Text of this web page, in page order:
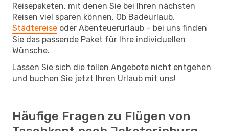
Reisepaketen, mit denen Sie bei Ihren nächsten
Reisen viel sparen können. Ob Badeurlaub,
Städtereise oder Abenteuerurlaub – bei uns finden
Sie das passende Paket für Ihre individuellen
Wünsche.
Lassen Sie sich die tollen Angebote nicht entgehen
und buchen Sie jetzt Ihren Urlaub mit uns!
Häufige Fragen zu Flügen von